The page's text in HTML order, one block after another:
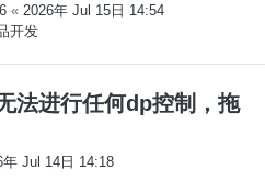
« 2026年 Jul 15日 14:54
开发
法进行任何dp控制，拖
年 Jul 14日 14:18